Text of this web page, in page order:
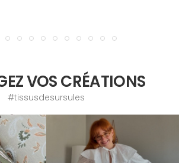
VOS CRÉATIONS
#tissusdesursules